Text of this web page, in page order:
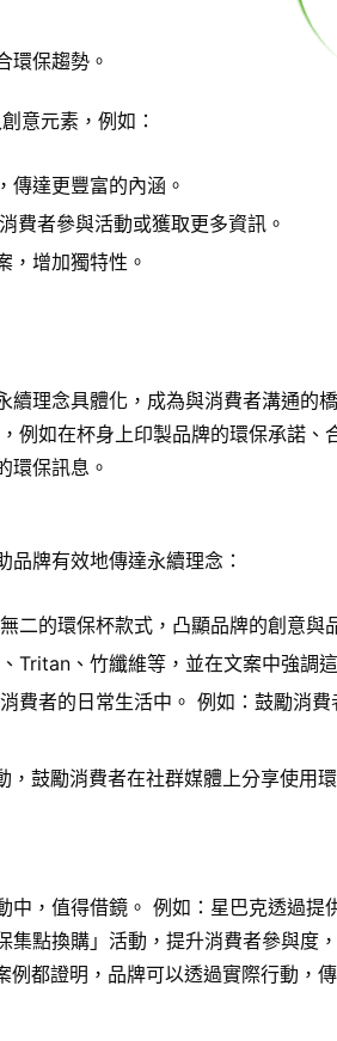
環保趨勢。
意元素，例如：
傳達更豐富的內涵。
費者參與活動或獲取更多資訊。
，增加獨特性。
續理念具體化，成為與消費者溝通的
例如在杯身上印製品牌的環保承諾
環保訊息。
牌有效地傳達永續理念：
二的環保杯款式，凸顯品牌的創意
Tritan、竹纖維等，並在文案中強調
費者的日常生活中。 例如：鼓勵消
，鼓勵消費者在社群媒體上分享使用
，值得借鏡。 例如：星巴克透過提
集點換購」活動，提升消費者參與度
都證明，品牌可以透過實際行動，